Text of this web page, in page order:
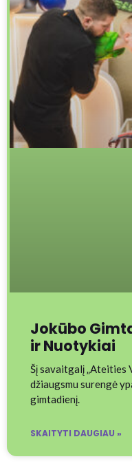
Jokūbo
ir Nuotykiai
Šį savaitgalį „Ateities
džiaugsmu surengė
gimtadienį.
SKAITYTI DAUGIAU »